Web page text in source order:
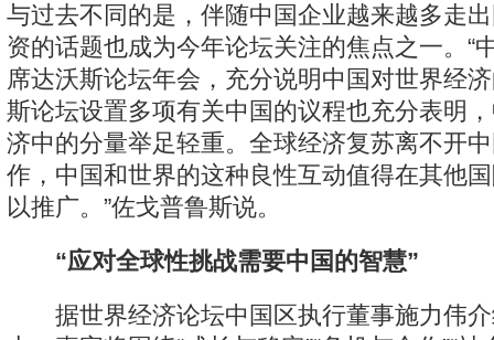
与过去不同的是，伴随中国企业越来越多走
资的话题也成为今年论坛关注的焦点之一。“
席达沃斯论坛年会，充分说明中国对世界经
斯论坛设置多项有关中国的议程也充分表明
济中的分量举足轻重。全球经济复苏离不开
作，中国和世界的这种良性互动值得在其他
以推广。”佐戈普鲁斯说。
“应对全球性挑战需要中国的智慧”
据世界经济论坛中国区执行董事施力伟介